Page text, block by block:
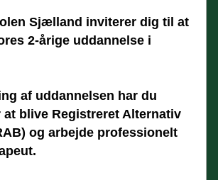
Sjælland inviterer dig til at
2-årige uddannelse i
af uddannelsen har du
blive Registreret Alternativ
og arbejde professionelt